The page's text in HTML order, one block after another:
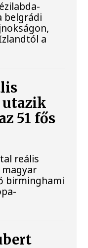
belgrádi
a
utazik
51 fős
reális
birminghami